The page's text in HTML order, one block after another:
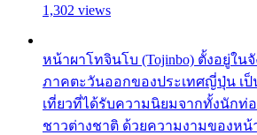
1,302 views
หน้าผาโทจินโบ (Tojinbo) ตั้งอยู่ใน
ภาคตะวันออกของประเทศญี่ปุ่น เ
เที่ยวที่ได้รับความนิยมจากทั้งนักท่
ชาวต่างชาติ ด้วยความงามของหน้